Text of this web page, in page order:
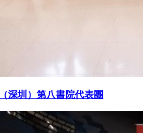
深圳）第八書院代表團